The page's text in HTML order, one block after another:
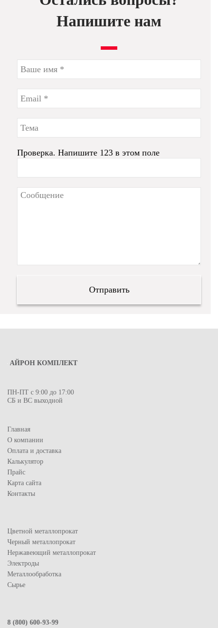
Напишите нам
Проверка. Напишите 123 в этом поле
АЙРОН КОМПЛЕКТ
ПН-ПТ с 9:00 до 17:00
СБ и ВС выходной
Главная
О компании
Оплата и доставка
Калькулятор
Прайс
Карта сайта
Контакты
Цветной металлопрокат
Черный металлопрокат
Нержавеющий металлопрокат
Электроды
Металлообработка
Сырье
8 (800) 600-93-99